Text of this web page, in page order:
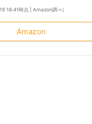
16:41時点 | Amazon調べ）
Amazon